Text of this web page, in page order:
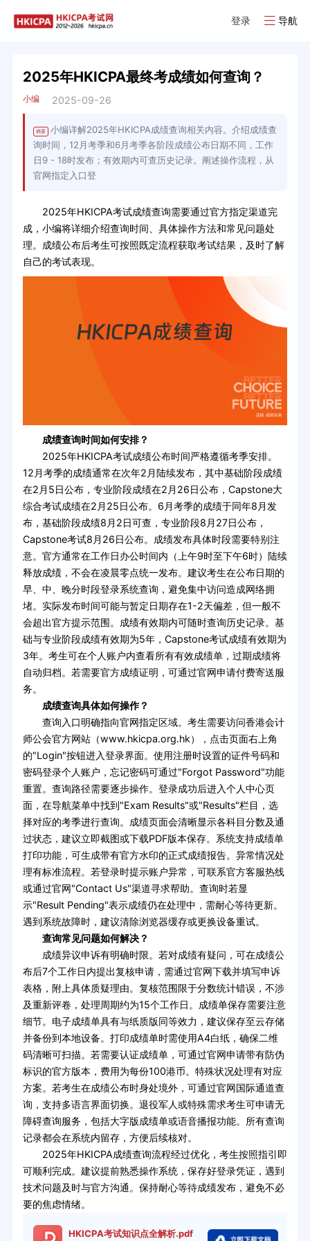
登录 导航
2025年HKICPA最终考成绩如何查询？
小编 2025-09-26
摘要
小编详解2025年HKICPA成绩查询相关内容。介绍成绩查
询时间，12月考季和6月考季各阶段成绩公布日期不同，工作
日9 - 18时发布；有效期内可查历史记录。阐述操作流程，从
官网指定入口登
2025年HKICPA考试成绩查询需要通过官方指定渠道完
成，小编将详细介绍查询时间、具体操作方法和常见问题处
理。成绩公布后考生可按照既定流程获取考试结果，及时了解
自己的考试表现。
成绩查询时间如何安排？
2025年HKICPA考试成绩公布时间严格遵循考季安排。
12月考季的成绩通常在次年2月陆续发布，其中基础阶段成绩
在2月5日公布，专业阶段成绩在2月26日公布，Capstone大
综合考试成绩在2月25日公布。6月考季的成绩于同年8月发
布，基础阶段成绩8月2日可查，专业阶段8月27日公布，
Capstone考试8月26日公布。成绩发布具体时段需要特别注
意。官方通常在工作日办公时间内（上午9时至下午6时）陆续
释放成绩，不会在凌晨零点统一发布。建议考生在公布日期的
早、中、晚分时段登录系统查询，避免集中访问造成网络拥
堵。实际发布时间可能与暂定日期存在1-2天偏差，但一般不
会超出官方提示范围。成绩有效期内可随时查询历史记录。基
础与专业阶段成绩有效期为5年，Capstone考试成绩有效期为
3年。考生可在个人账户内查看所有有效成绩单，过期成绩将
自动归档。若需要官方成绩证明，可通过官网申请付费寄送服
务。
成绩查询具体如何操作？
查询入口明确指向官网指定区域。考生需要访问香港会计
师公会官方网站（www.hkicpa.org.hk），点击页面右上角
的"Login"按钮进入登录界面。使用注册时设置的证件号码和
密码登录个人账户，忘记密码可通过"Forgot Password"功能
重置。查询路径需要逐步操作。登录成功后进入个人中心页
面，在导航菜单中找到"Exam Results"或"Results"栏目，选
择对应的考季进行查询。成绩页面会清晰显示各科目分数及通
过状态，建议立即截图或下载PDF版本保存。系统支持成绩单
打印功能，可生成带有官方水印的正式成绩报告。异常情况处
理有标准流程。若登录时提示账户异常，可联系官方客服热线
或通过官网"Contact Us"渠道寻求帮助。查询时若显
示"Result Pending"表示成绩仍在处理中，需耐心等待更新。
遇到系统故障时，建议清除浏览器缓存或更换设备重试。
查询常见问题如何解决？
成绩异议申诉有明确时限。若对成绩有疑问，可在成绩公
布后7个工作日内提出复核申请，需通过官网下载并填写申诉
表格，附上具体质疑理由。复核范围限于分数统计错误，不涉
及重新评卷，处理周期约为15个工作日。成绩单保存需要注意
细节。电子成绩单具有与纸质版同等效力，建议保存至云存储
并备份到本地设备。打印成绩单时需使用A4白纸，确保二维
码清晰可扫描。若需要认证成绩单，可通过官网申请带有防伪
标识的官方版本，费用为每份100港币。特殊状况处理有对应
方案。若考生在成绩公布时身处境外，可通过官网国际通道查
询，支持多语言界面切换。退役军人或特殊需求考生可申请无
障碍查询服务，包括大字版成绩单或语音播报功能。所有查询
记录都会在系统内留存，方便后续核对。
2025年HKICPA成绩查询流程经过优化，考生按照指引即
可顺利完成。建议提前熟悉操作系统，保存好登录凭证，遇到
技术问题及时与官方沟通。保持耐心等待成绩发布，避免不必
要的焦虑情绪。
HKICPA考试知识点全解析.pdf